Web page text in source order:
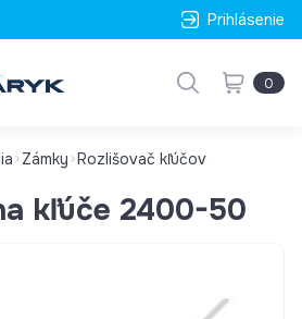
Prihlásenie
0
Zámky Rozlišovač kľúčov
kľúče 2400-50